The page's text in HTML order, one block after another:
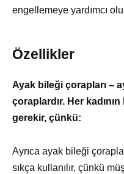
engellemeye yardımcı
Özellikler
Ayak bileği çorapları –
çoraplardır. Her
gerekir, çünkü:
Ayrıca ayak bileği
sıkça kullanılır, çünkü